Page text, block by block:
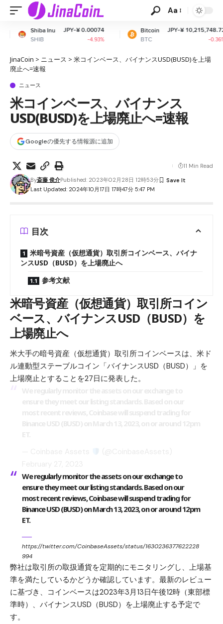
Aa
JPY-¥ 0.00074
-4.93%
Bitcoin
BTC
JPY-¥ 10,215,748.72
ETH
JinaCoin > ニュース > 米コインベース、バイナンスUSD(BUSD)を上場
廃止へ=速報
ニュース
米コインベース、バイナンス
USD(BUSD)を上場廃止へ=速報
Googleの優先する情報源に追加
Last Updated: 2024年10月17日 17時47分 5:47 PM
By斎藤 俊介Published: 2023年02月28日 12時53分
11 Min Read
目次
米暗号資産（仮想通貨）取引所コインベース、バイナ
ンスUSD（BUSD）を上場廃止へ
参考文献
米暗号資産（仮想通貨）取引所コイン
ベース、バイナンスUSD（BUSD）を
上場廃止へ
米大手の暗号資産（仮想通貨）取引所コインベースは、米ド
ル連動型ステーブルコイン「バイナンスUSD（BUSD）」を
上場廃止とすることを27日に発表した。
We regularly monitor the assets on our exchange to
ensure they meet our listing standards. Based on our
most recent reviews, Coinbase will suspend trading for
Binance USD (BUSD) on March 13, 2023, on or around 12pm
ET.
https://twitter.com/CoinbaseAssets/status/1630236377622228
994
弊社は取引所の取扱通貨を定期的にモニタリングし、上場基
準を満たしているかどうか確認しています。最新のレビュー
に基づき、コインベースは2023年3月13日午後12時（東部標
準時）、バイナンスUSD（BUSD）を上場廃止する予定で
す。